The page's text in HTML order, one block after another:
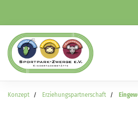
Konzept Erziehungspartnerschaft